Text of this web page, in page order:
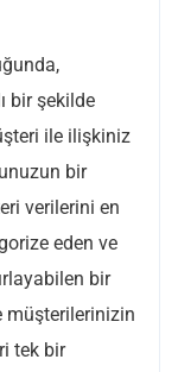
bir şekilde
ile ilişkiniz
bir
verilerini en
eden ve
bir
müşterilerinizin
tek bir